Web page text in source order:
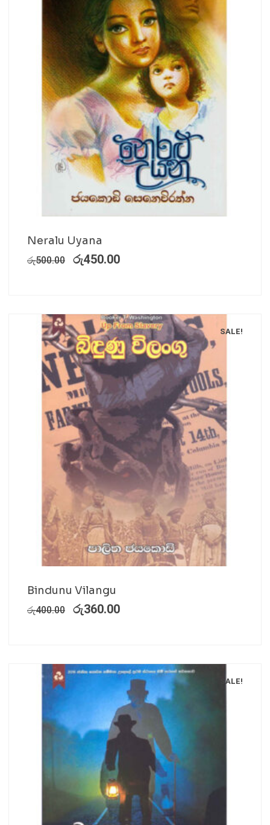
Neralu Uyana
රු500.00 රු450.00
SALE!
Bindunu Vilangu
රු400.00 රු360.00
SALE!